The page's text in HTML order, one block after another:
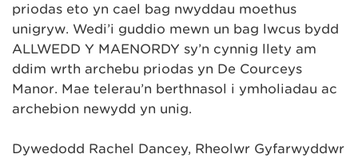
priodas eto yn cael bag nwyddau moethus
unigryw. Wedi’i guddio mewn un bag lwcus bydd
ALLWEDD Y MAENORDY sy’n cynnig llety am
ddim wrth archebu priodas yn De Courceys
Manor. Mae telerau’n berthnasol i ymholiadau ac
archebion newydd yn unig.
Dywedodd Rachel Dancey, Rheolwr Gyfarwyddwr